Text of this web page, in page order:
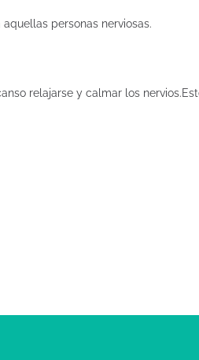
personas nerviosas.
relajarse y calmar los